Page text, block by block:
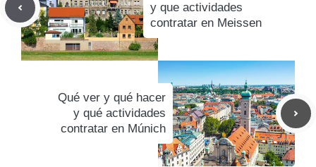
y que actividades
contratar en Meissen
Qué ver y qué hacer
y qué actividades
contratar en Múnich